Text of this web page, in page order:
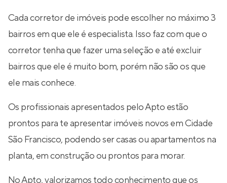
Cada corretor de imóveis pode escolher no máximo 3
bairros em que ele é especialista. Isso faz com que o
corretor tenha que fazer uma seleção e até excluir
bairros que ele é muito bom, porém não são os que
ele mais conhece.
Os profissionais apresentados pelo Apto estão
prontos para te apresentar imóveis novos em Cidade
São Francisco, podendo ser casas ou apartamentos na
planta, em construção ou prontos para morar.
No Apto, valorizamos todo conhecimento que os